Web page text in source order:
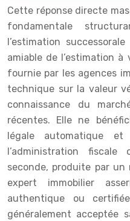
Cette réponse directe
fondamentale
l’estimation
amiable de l’estimation à
fournie par les agences
technique sur la valeur
connaissance du
récentes. Elle ne
légale automatique
l’administration
seconde, produite par
expert immobilier
authentique ou
généralement acceptée